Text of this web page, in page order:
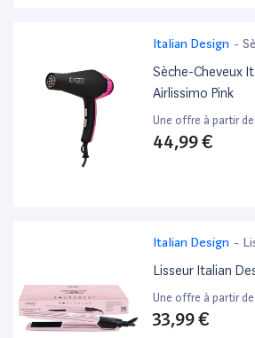
Italian Design -
Sèche-Cheveux
Airlissimo Pink
Une offre à partir de
44,99 €
Italian Design -
Lisseur Italian
Une offre à partir de
33,99 €